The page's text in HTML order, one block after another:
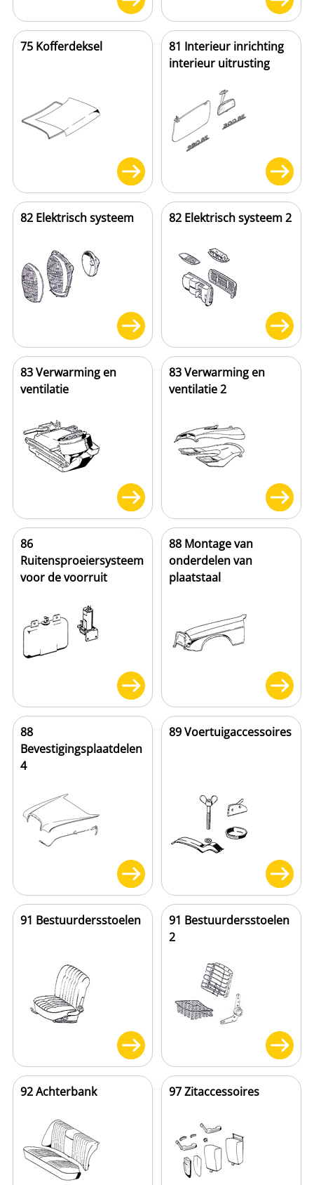
75 Kofferdeksel
81 Interieur inrichting
interieur uitrusting
82 Elektrisch systeem 82 Elektrisch systeem 2
83 Verwarming en
ventilatie
83 Verwarming en
ventilatie 2
86
Ruitensproeiersysteem
voor de voorruit
88 Montage van
onderdelen van
plaatstaal
88
Bevestigingsplaatdelen
4
89 Voertuigaccessoires
91 Bestuurdersstoelen
91 Bestuurdersstoelen
2
92 Achterbank 97 Zitaccessoires